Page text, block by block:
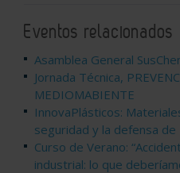
Eventos relacionados
Asamblea General
Jornada Técnica,
MEDIOMABIENTE
InnovaPlásticos:
seguridad y la defensa de
Curso de Verano:
industrial: lo que